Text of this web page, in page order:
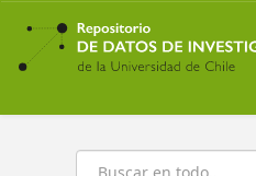
Ir
contenido
principal
Buscar